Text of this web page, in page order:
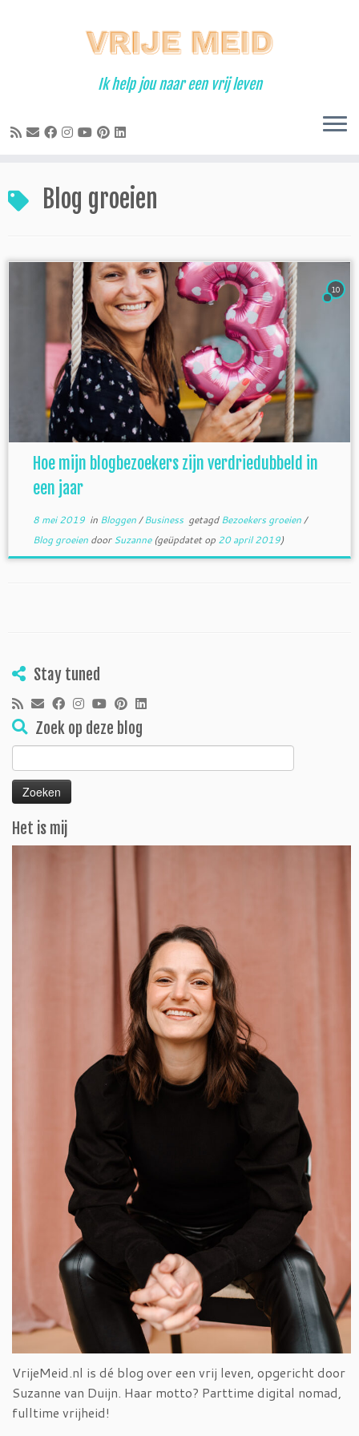
Ik help jou naar een vrij leven
Blog groeien
10
Hoe mijn blogbezoekers zijn verdriedubbeld in
een jaar
8 mei 2019in Bloggen/Business getagdBezoekers groeien/
Blog groeien doorSuzanne(geüpdatet op 20 april 2019)
Stay tuned
Zoek op deze blog
Zoeken
naar:
Het is mij
VrijeMeid.nl is dé blog over een vrij leven, opgericht door
Suzanne van Duijn. Haar motto? Parttime digital nomad,
fulltime vrijheid!